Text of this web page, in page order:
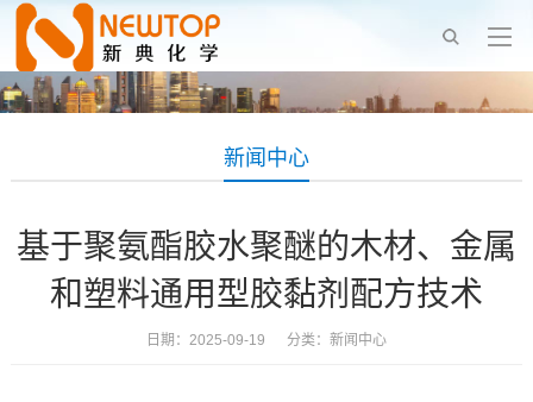
新闻中心
基于聚氨酯胶水聚醚的木材、金属
和塑料通用型胶黏剂配方技术
日期：2025-09-19 分类： 新闻中心